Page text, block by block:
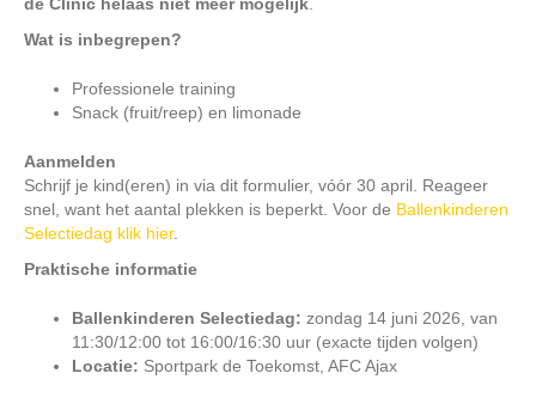
de Clinic helaas niet meer mogelijk.
Wat is inbegrepen?
Professionele training
Snack (fruit/reep) en limonade
Aanmelden
Schrijf je kind(eren) in via dit formulier, vóór 30 april. Reageer
snel, want het aantal plekken is beperkt. Voor de Ballenkinderen
Selectiedag klik hier.
Praktische informatie
Ballenkinderen Selectiedag: zondag 14 juni 2026, van
11:30/12:00 tot 16:00/16:30 uur (exacte tijden volgen)
Locatie: Sportpark de Toekomst, AFC Ajax